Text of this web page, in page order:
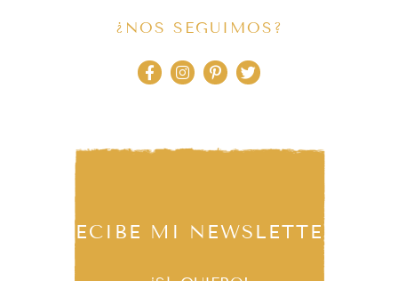
¿NOS SEGUIMOS?
RECIBE MI NEWSLETTER